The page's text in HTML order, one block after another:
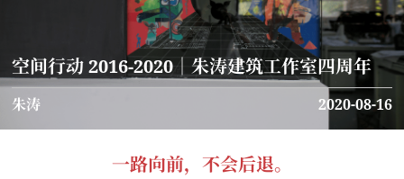
空间行动 2016-2020｜朱涛建筑工作室四周年
朱涛 2020-08-16
一路向前，不会后退。